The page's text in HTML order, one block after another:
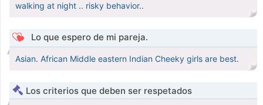
walking at night .. risky behavior..
Lo que espero de mi pareja.
Asian. African Middle eastern Indian Cheeky girls are best.
Los criterios que deben ser respetados